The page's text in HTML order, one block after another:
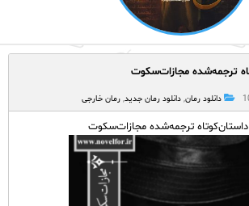
ترجمه‌شده مجازات‌سکوت
دانلود رمان, دانلود رمان جدید, رمان خارجی
داستان‌کوتاه ترجمه‌شده مجازات‌سکوت